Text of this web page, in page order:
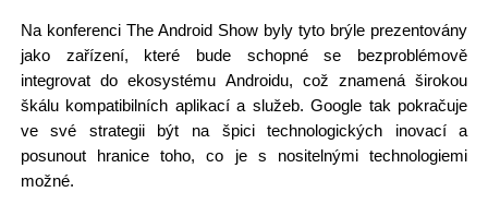
Na konferenci The Android Show byly tyto brýle prezentovány
jako zařízení, které bude schopné se bezproblémově
integrovat do ekosystému Androidu, což znamená širokou
škálu kompatibilních aplikací a služeb. Google tak pokračuje
ve své strategii být na špici technologických inovací a
posunout hranice toho, co je s nositelnými technologiemi
možné.